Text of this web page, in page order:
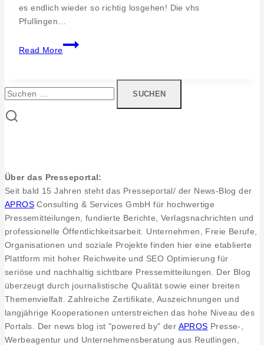
es endlich wieder so richtig losgehen! Die vhs
Pfullingen…
Read More
Neues
vhs-
Suchen
nach:
Über das Presseportal:
Seit bald 15 Jahren steht das Presseportal/ der News-Blog der
APROS Consulting & Services GmbH für hochwertige
Pressemitteilungen, fundierte Berichte, Verlagsnachrichten und
professionelle Öffentlichkeitsarbeit. Unternehmen, Freie Berufe,
Organisationen und soziale Projekte finden hier eine etablierte
Plattform mit hoher Reichweite und SEO Optimierung für
seriöse und nachhaltig sichtbare Pressemitteilungen. Der Blog
überzeugt durch journalistische Qualität sowie einer breiten
Themenvielfalt. Zahlreiche Zertifikate, Auszeichnungen und
langjährige Kooperationen unterstreichen das hohe Niveau des
Portals. Der news blog ist "powered by" der APROS Presse-,
Werbeagentur und Unternehmensberatung aus Reutlingen,